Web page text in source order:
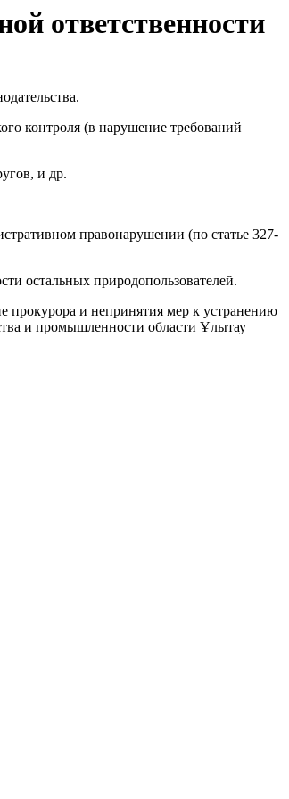
ответственности
контроля (в нарушение требований
и др.
правонарушении (по статье 327-
остальных природопользователей.
прокурора и непринятия мер к устранению
и промышленности области Ұлытау